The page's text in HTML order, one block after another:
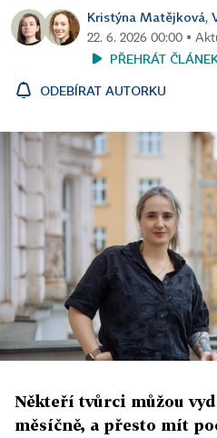
Kristýna Matějková,
22. 6. 2026 00:00 ▪
PŘEHRÁT
ODEBÍRAT AUTORKU
Někteří tvůrci můžou
měsíčně, a přesto mít